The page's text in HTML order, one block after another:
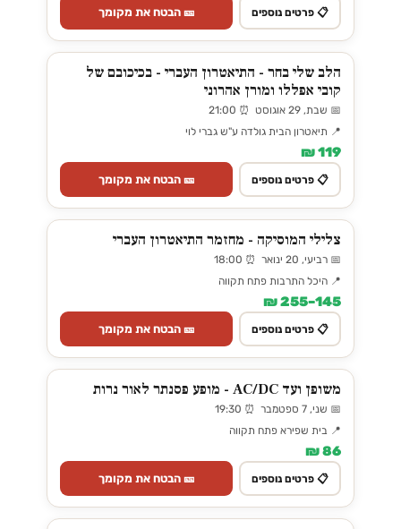
📋 פרטים נוספים 🎫 הבטח את מקומך
הלב שלי בחר - התיאטרון העברי - בכיכובם של
קובי אפללו ומורן אהרוני
📅 שבת, 29 אוגוסט ⏰ 21:00
📍 תיאטרון הבית גולדה ע"ש גברי לוי
119 ₪
📋 פרטים נוספים 🎫 הבטח את מקומך
צלילי המוסיקה - מחזמר התיאטרון העברי
📅 רביעי, 20 ינואר ⏰ 18:00
📍 היכל התרבות פתח תקווה
145–255 ₪
📋 פרטים נוספים 🎫 הבטח את מקומך
משופן ועד AC/DC - מופע פסנתר לאור נרות
📅 שני, 7 ספטמבר ⏰ 19:30
📍 בית שפירא פתח תקווה
86 ₪
📋 פרטים נוספים 🎫 הבטח את מקומך